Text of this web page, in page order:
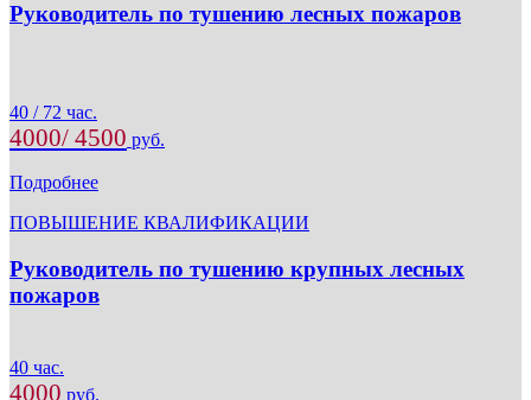
Руководитель по тушению лесных пожаров
40 / 72 час.
4000/ 4500 руб.
Подробнее
ПОВЫШЕНИЕ КВАЛИФИКАЦИИ
Руководитель по тушению крупных лесных
пожаров
40 час.
4000 руб.